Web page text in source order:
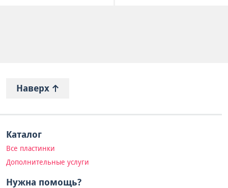
Наверх
Каталог
Все пластинки
Дополнительные услуги
Нужна помощь?